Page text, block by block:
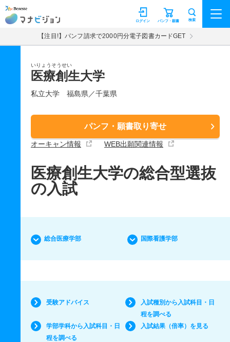
マナビジョン パンフ・願書
ログイン 検索
【注目!】パンフ請求で2000円分電子図書カードGET
いりょうそうせい
医療創生大学
私立大学 福島県／千葉県
パンフ・願書取り寄せ
オーキャン情報 WEB出願関連情報
医療創生大学の総合型選抜
の入試
総合医療学部 国際看護学部
受験アドバイス
入試種別から入試科目・日
程を調べる
学部学科から入試科目・日
程を調べる
入試結果（倍率）を見る